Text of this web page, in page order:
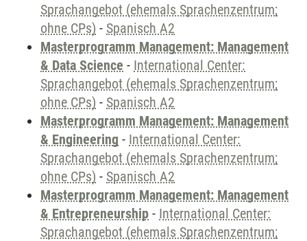
Sprachangebot (ehemals Sprachenzentrum;
ohne CPs) - Spanisch A2
Masterprogramm Management: Management
& Data Science - International Center:
Sprachangebot (ehemals Sprachenzentrum;
ohne CPs) - Spanisch A2
Masterprogramm Management: Management
& Engineering - International Center:
Sprachangebot (ehemals Sprachenzentrum;
ohne CPs) - Spanisch A2
Masterprogramm Management: Management
& Entrepreneurship - International Center:
Sprachangebot (ehemals Sprachenzentrum;